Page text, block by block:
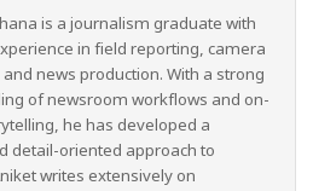
is a journalism graduate with
in field reporting, camera
news production. With a strong
of newsroom workflows and on-
he has developed a
detail-oriented approach to
writes extensively on